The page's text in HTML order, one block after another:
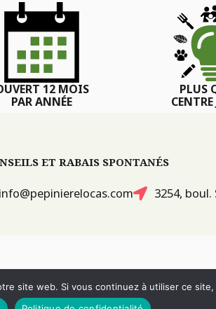
12 MOIS
PAR ANNÉE
PLUS
ET RABAIS SPONTANÉS
info@pepinierelocas.com 3254, boul.
WEBRÉVOQUER LE CONSENTEMENT
site web. Si vous continuez à utiliser ce